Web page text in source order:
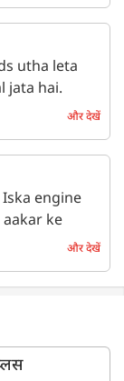
bs iska
utha leta
jata hai.
Reliable
और देखें
engine
ke
और देखें